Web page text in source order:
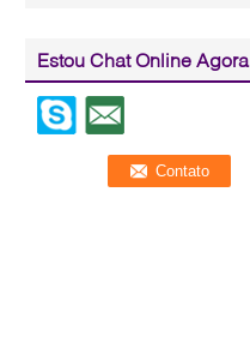
Estou Chat Online Agora